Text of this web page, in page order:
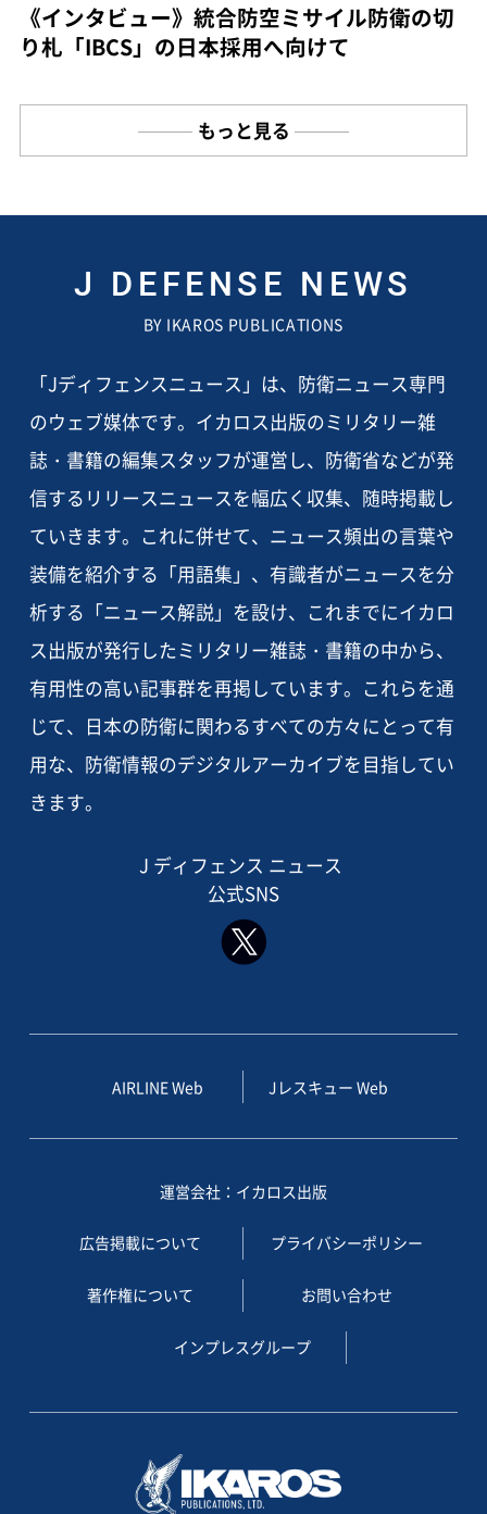
《インタビュー》統合防空ミサイル防衛の切
り札「IBCS」の日本採用へ向けて
もっと見る
J DEFENSE NEWS
BY IKAROS PUBLICATIONS
「Jディフェンスニュース」は、防衛ニュース専門
のウェブ媒体です。イカロス出版のミリタリー雑
誌・書籍の編集スタッフが運営し、防衛省などが発
信するリリースニュースを幅広く収集、随時掲載し
ていきます。これに併せて、ニュース頻出の言葉や
装備を紹介する「用語集」、有識者がニュースを分
析する「ニュース解説」を設け、これまでにイカロ
ス出版が発行したミリタリー雑誌・書籍の中から、
有用性の高い記事群を再掲しています。これらを通
じて、日本の防衛に関わるすべての方々にとって有
用な、防衛情報のデジタルアーカイブを目指してい
きます。
J ディフェンス ニュース
公式SNS
AIRLINE Web Jレスキュー Web
運営会社：イカロス出版
広告掲載について プライバシーポリシー
著作権について お問い合わせ
インプレスグループ